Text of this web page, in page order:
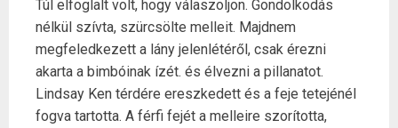
Túl elfoglalt volt, hogy válaszoljon. Gondolkodás
nélkül szívta, szürcsölte melleit. Majdnem
megfeledkezett a lány jelenlétéről, csak érezni
akarta a bimbóinak ízét. és élvezni a pillanatot.
Lindsay Ken térdére ereszkedett és a feje tetejénél
fogva tartotta. A férfi fejét a melleire szorította,